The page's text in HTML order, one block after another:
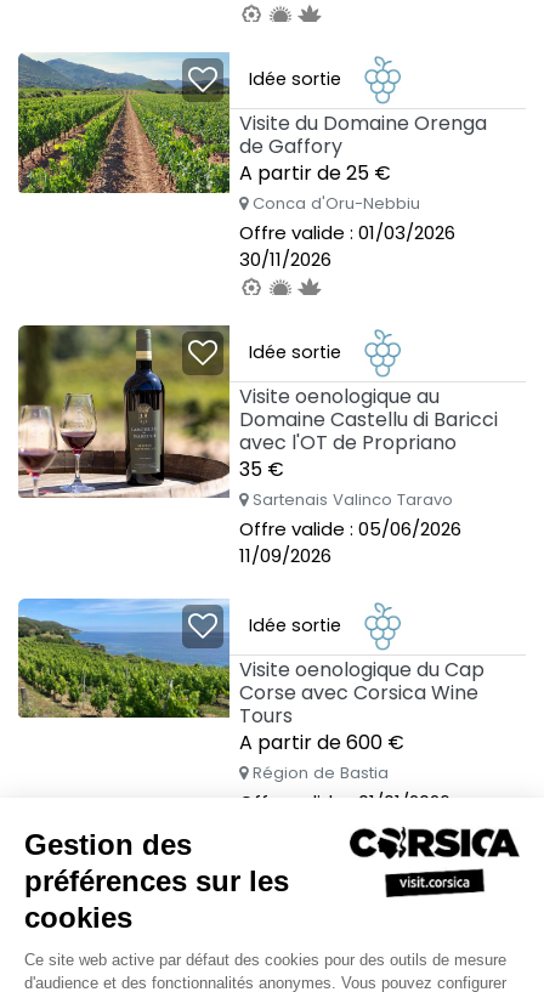
Idée sortie
Visite du Domaine Orenga
de Gaffory
A partir de 25 €
Conca d'Oru-Nebbiu
Offre valide : 01/03/2026
30/11/2026
Idée sortie
Visite oenologique au
Domaine Castellu di Baricci
avec l'OT de Propriano
35 €
Sartenais Valinco Taravo
Offre valide : 05/06/2026
11/09/2026
Idée sortie
Visite oenologique du Cap
Corse avec Corsica Wine
Tours
A partir de 600 €
Région de Bastia
Offre valide : 01/01/2026
Idée sortie
de la Murta avec l'OT de